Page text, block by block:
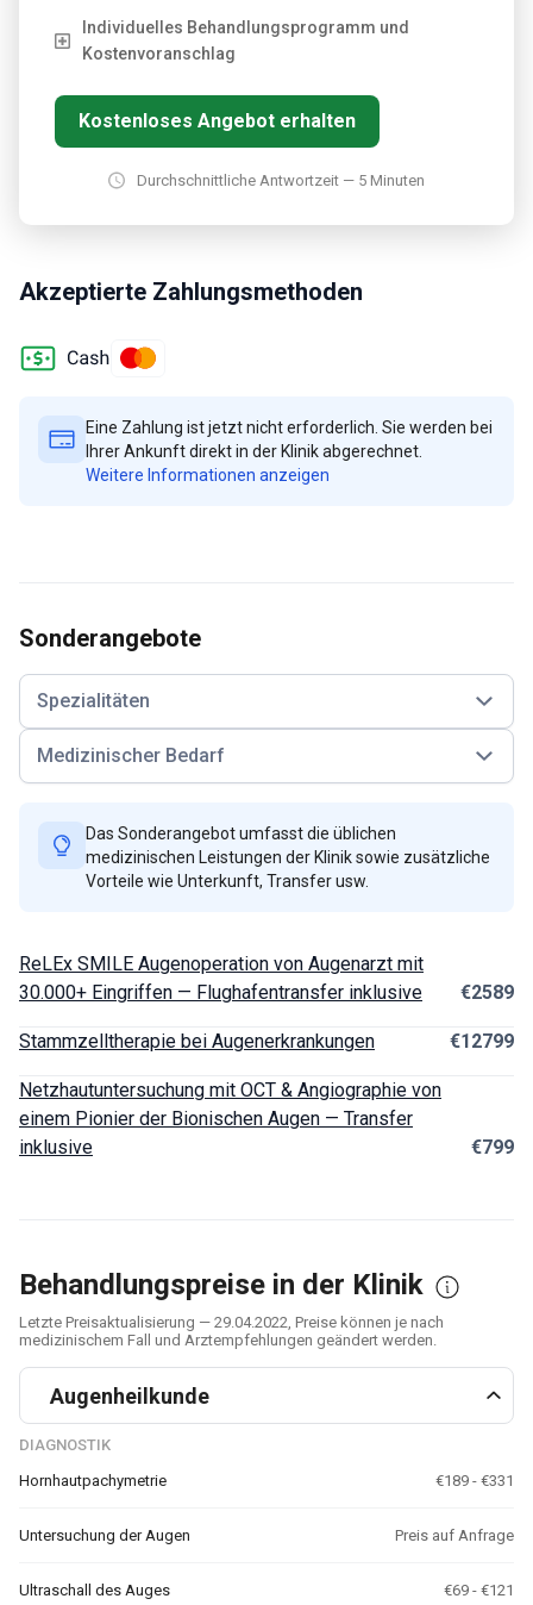
Individuelles Behandlungsprogramm und
Kostenvoranschlag
Kostenloses Angebot erhalten
Durchschnittliche Antwortzeit — 5 Minuten
Akzeptierte Zahlungsmethoden
Eine Zahlung ist jetzt nicht erforderlich. Sie werden bei
Ihrer Ankunft direkt in der Klinik abgerechnet.
Weitere Informationen anzeigen
Sonderangebote
Spezialitäten
Medizinischer Bedarf
Das Sonderangebot umfasst die üblichen
medizinischen Leistungen der Klinik sowie zusätzliche
Vorteile wie Unterkunft, Transfer usw.
ReLEx SMILE Augenoperation von Augenarzt mit
30.000+ Eingriffen — Flughafentransfer inklusive
€2589
Stammzelltherapie bei Augenerkrankungen €12799
Netzhautuntersuchung mit OCT & Angiographie von
einem Pionier der Bionischen Augen — Transfer
inklusive
€799
Behandlungspreise in der Klinik
Letzte Preisaktualisierung — 29.04.2022, Preise können je nach
medizinischem Fall und Arztempfehlungen geändert werden.
Augenheilkunde
DIAGNOSTIK
Hornhautpachymetrie
€189 - €331
Untersuchung der Augen Preis auf Anfrage
Ultraschall des Auges €69 - €121